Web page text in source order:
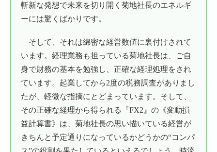
斬新な発想で未来を切り開く菊地社長のエネルギ
ーには驚くばかりです。
そして、それは綿密な経営数値に裏付けされて
います。経理業務も担っている菊地社長は、ご自
身で財務の基本を勉強し、正確な経理処理をされ
ています。起業してから2度の税務調査がありまし
たが、軽微な指摘にとどまっています。そして、
その正確な経理から得られる『FX2』の《変動損
益計算書》は、菊地社長の思い描いている経営が
きちんと予定通りになっているかどうかの“コンパ